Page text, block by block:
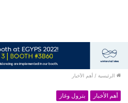
الرئيسية / أهم الأخبار
أهم الأخبار بترول وغاز